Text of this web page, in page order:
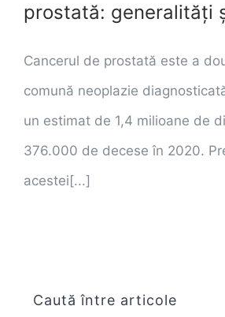
prostată: generalități
Cancerul de prostată este a
comună neoplazie
un estimat de 1,4 milioane de
376.000 de decese în 2020.
acestei[...]
Caută între articole